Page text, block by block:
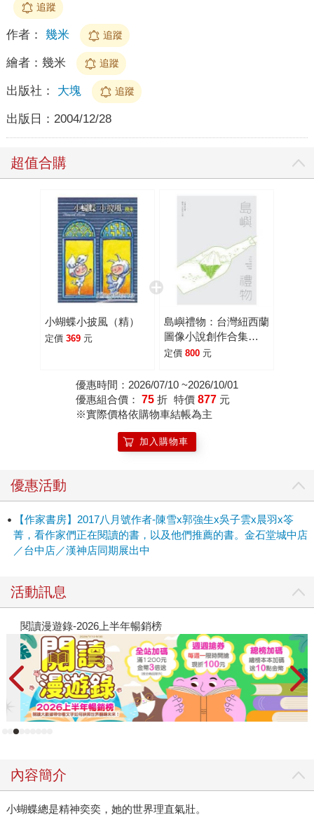
追蹤
作者： 幾米 追蹤
繪者： 幾米 追蹤
出版社： 大塊 追蹤
出版日： 2004/12/28
超值合購
小蝴蝶小披風（精）
定價 369 元
島嶼禮物：台灣紐西蘭
圖像小說創作合集
（精裝版）
定價 800 元
優惠時間：2026/07/10 ~2026/10/01
優惠組合價： 75 折 特價 877 元
※實際價格依購物車結帳為主
加入購物車
優惠活動
【作家書房】2017八月號作者-陳雪x郭強生x吳子雲x晨羽x笭
菁，看作家們正在閱讀的書，以及他們推薦的書。金石堂城中店
／台中店／漢神店同期展出中
活動訊息
閱讀漫遊錄-2026上半年暢銷榜
內容簡介
小蝴蝶總是精神奕奕，她的世界理直氣壯。